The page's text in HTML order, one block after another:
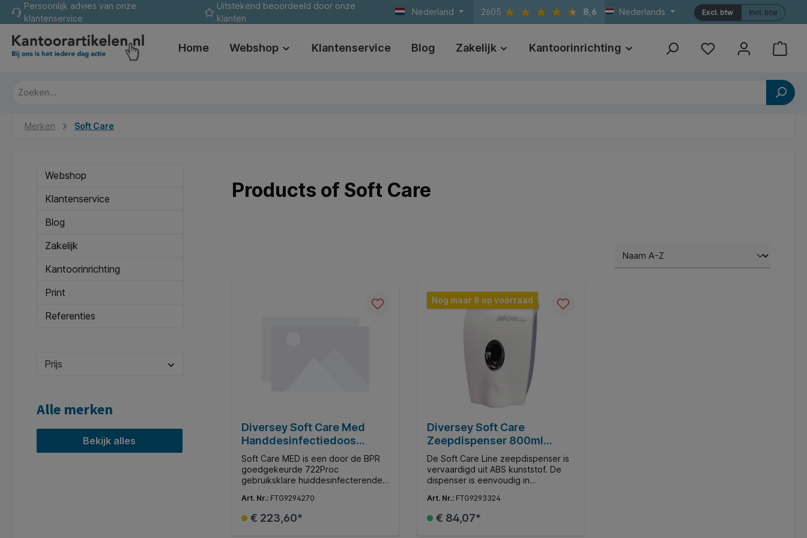
Ga naar de hoofdnavigatie
Persoonlijk advies van onze
klantenservice
Uitstekend beoordeeld door onze
klanten
Nederland 2605 8,6 Nederlands Incl. btw
Excl. btw
Home Webshop Klantenservice Blog Zakelijk Kantoorinrichting Print Referenties
Merken Soft Care
Webshop
Klantenservice
Blog
Zakelijk
Kantoorinrichting
Print
Referenties
Prijs
Alle merken
Bekijk alles
Products of Soft Care
Diversey Soft Care Med
Handdesinfectiedoos
6x800ml
Soft Care MED is een door de BPR
goedgekeurde 722Proc
gebruiksklare huiddesinfecterende
ziekenhuizen en andere medische
ruimten institutionele en industriele
ruimten restaurants en grootkeukens
Art. Nr.: FTG9294270
€ 223,60*
Nog maar 8 op voorraad
Diversey Soft Care
Zeepdispenser 800ml
kunststof Wit
De Soft Care Line zeepdispenser is
vervaardigd uit ABS kunststof. De
dispenser is eenvoudig in
zeer robuust. Bovendien heeft de
dispenser een exclusief en stijlvol
ontwerp dat uitstekend past in
Art. Nr.: FTG9293324
€ 84,07*